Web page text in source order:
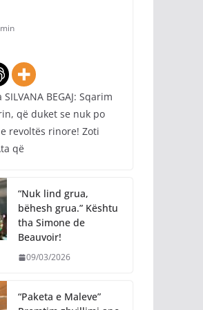
BEGAJ: Sqarim
që duket se nuk po
revoltës rinore! Zoti
që
“Nuk lind grua,
bëhesh grua.” Kështu
tha Simone de
Beauvoir!
09/03/2026
“Paketa e Maleve”